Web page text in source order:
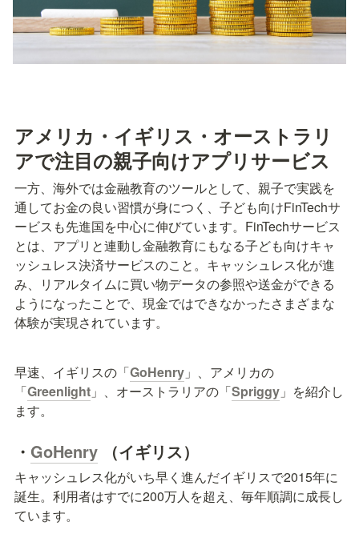
アメリカ・イギリス・オーストラリ
アで注目の親子向けアプリサービス
一方、海外では金融教育のツールとして、親子で実践を
通してお金の良い習慣が身につく、子ども向けFinTechサ
ービスも先進国を中心に伸びています。FinTechサービス
とは、アプリと連動し金融教育にもなる子ども向けキャ
ッシュレス決済サービスのこと。キャッシュレス化が進
み、リアルタイムに買い物データの参照や送金ができる
ようになったことで、現金ではできなかったさまざまな
体験が実現されています。
早速、イギリスの「GoHenry 」、アメリカの
「Greenlight 」、オーストラリアの「Spriggy 」を紹介し
ます。
・ GoHenry （イギリス）
キャッシュレス化がいち早く進んだイギリスで2015年に
誕生。利用者はすでに200万人を超え、毎年順調に成長し
ています。